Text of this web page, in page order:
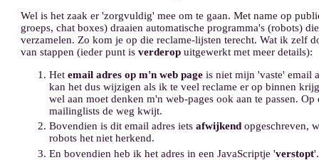
Wel is het zaak er 'zorgvuldig' mee om te gaan. Met name op
groeps, chat boxes) draaien automatische programma's (robots)
verzamelen. Zo kom je op die reclame-lijsten terecht. Wat ik zelf
van stappen (ieder punt isverderop uitgewerkt met meer details):
Hetemail adres op m'n web page is niet mijn 'vaste' email
kan het dus wijzigen als ik te veel reclame er op binnen
wel aan moet denken m'n web-pages ook aan te passen. Op
mailinglists de weg kwijt.
Bovendien is dit email adres ietsafwijkend opgeschreven,
robots het niet herkend.
En bovendien heb ik het adres in een JavaScriptje 'verstopt'.